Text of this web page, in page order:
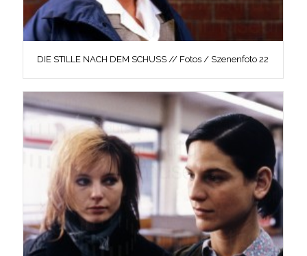
DIE STILLE NACH DEM SCHUSS // Fotos / Szenenfoto 22